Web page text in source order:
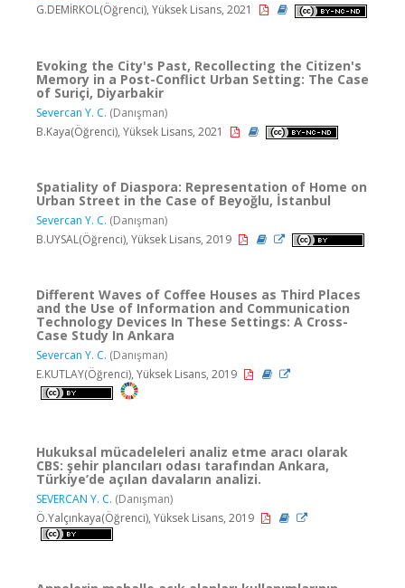
G.DEMİRKOL(Öğrenci), Yüksek Lisans, 2021
Evoking the City's Past, Recollecting the Citizen's
Memory in a Post-Conflict Urban Setting: The Case
of Suriçi, Diyarbakir
Severcan Y. C. (Danışman)
B.Kaya(Öğrenci), Yüksek Lisans, 2021
Spatiality of Diaspora: Representation of Home on
Urban Street in the Case of Beyoğlu, İstanbul
Severcan Y. C. (Danışman)
B.UYSAL(Öğrenci), Yüksek Lisans, 2019
Different Waves of Coffee Houses as Third Places
and the Use of Information and Communication
Technology Devices In These Settings: A Cross-
Case Study In Ankara
Severcan Y. C. (Danışman)
E.KUTLAY(Öğrenci), Yüksek Lisans, 2019
Hukuksal mücadeleleri analiz etme aracı olarak
CBS: şehir plancıları odası tarafından Ankara,
Türkiye’de açılan davaların analizi.
SEVERCAN Y. C. (Danışman)
Ö.Yalçınkaya(Öğrenci), Yüksek Lisans, 2019